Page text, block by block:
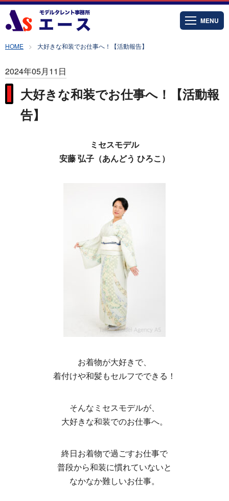
MENU
HOME 大好きな和装でお仕事へ！【活動報告】
2024年05月11日
大好きな和装でお仕事へ！【活動報
告】
ミセスモデル
安藤 弘子（あんどう ひろこ）
お着物が大好きで、
着付けや和髪もセルフでできる！
そんなミセスモデルが、
大好きな和装でのお仕事へ。
終日お着物で過ごすお仕事で
普段から和装に慣れていないと
なかなか難しいお仕事。